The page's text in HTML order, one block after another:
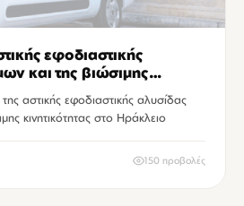
εφοδιαστικής
και της βιώσιμης
αστικής εφοδιαστικής αλυσίδας
κινητικότητας στο Ηράκλειο
150 προβολές